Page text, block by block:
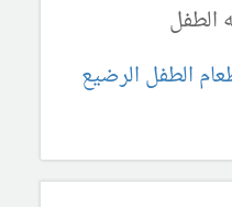
الطفل
الطفل الرضيع